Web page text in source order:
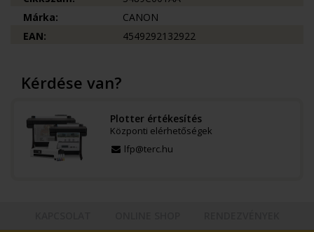
Márka:
CANON
EAN:
4549292132922
Kérdése van?
Plotter értékesítés
Központi elérhetőségek
lfp@terc.hu